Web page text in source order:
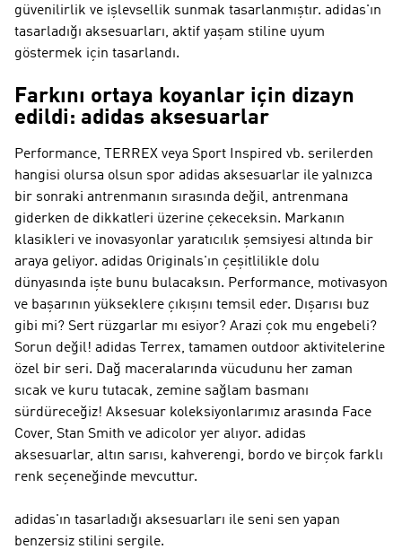
güvenilirlik ve işlevsellik sunmak tasarlanmıştır. adidas'ın
tasarladığı aksesuarları, aktif yaşam stiline uyum
göstermek için tasarlandı.
Farkını ortaya koyanlar için dizayn
edildi: adidas aksesuarlar
Performance, TERREX veya Sport Inspired vb. serilerden
hangisi olursa olsun spor adidas aksesuarlar ile yalnızca
bir sonraki antrenmanın sırasında değil, antrenmana
giderken de dikkatleri üzerine çekeceksin. Markanın
klasikleri ve inovasyonlar yaratıcılık şemsiyesi altında bir
araya geliyor. adidas Originals'ın çeşitlilikle dolu
dünyasında işte bunu bulacaksın. Performance, motivasyon
ve başarının yükseklere çıkışını temsil eder. Dışarısı buz
gibi mi? Sert rüzgarlar mı esiyor? Arazi çok mu engebeli?
Sorun değil! adidas Terrex, tamamen outdoor aktivitelerine
özel bir seri. Dağ maceralarında vücudunu her zaman
sıcak ve kuru tutacak, zemine sağlam basmanı
sürdüreceğiz! Aksesuar koleksiyonlarımız arasında Face
Cover, Stan Smith ve adicolor yer alıyor. adidas
aksesuarlar, altın sarısı, kahverengi, bordo ve birçok farklı
renk seçeneğinde mevcuttur.
adidas'ın tasarladığı aksesuarları ile seni sen yapan
benzersiz stilini sergile.